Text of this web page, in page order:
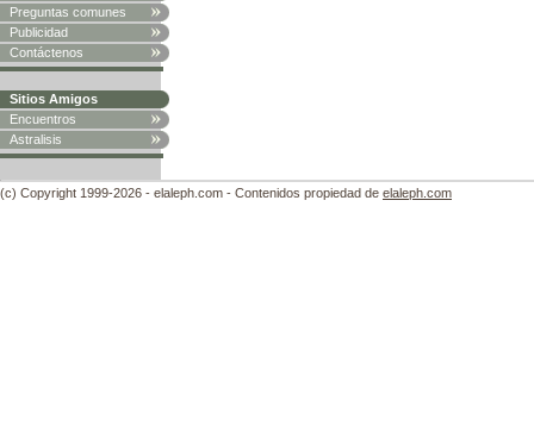
Preguntas comunes
Publicidad
Contáctenos
Sitios Amigos
Encuentros
Astralisis
(c) Copyright 1999-2026 - elaleph.com - Contenidos propiedad de elaleph.com